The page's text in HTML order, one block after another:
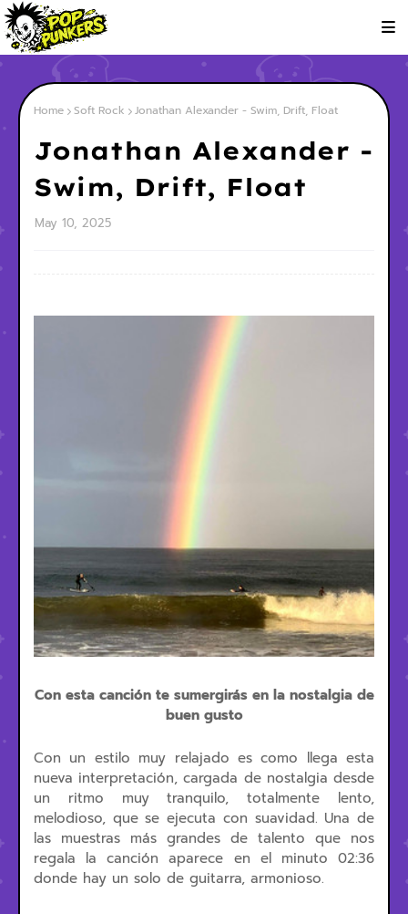
Home Soft Rock Jonathan Alexander - Swim, Drift, Float
Jonathan Alexander -
Swim, Drift, Float
May 10, 2025
Con esta canción te sumergirás en la nostalgia de
buen gusto
Con un estilo muy relajado es como llega esta
nueva interpretación, cargada de nostalgia desde
un ritmo muy tranquilo, totalmente lento,
melodioso, que se ejecuta con suavidad. Una de
las muestras más grandes de talento que nos
regala la canción aparece en el minuto 02:36
donde hay un solo de guitarra, armonioso.